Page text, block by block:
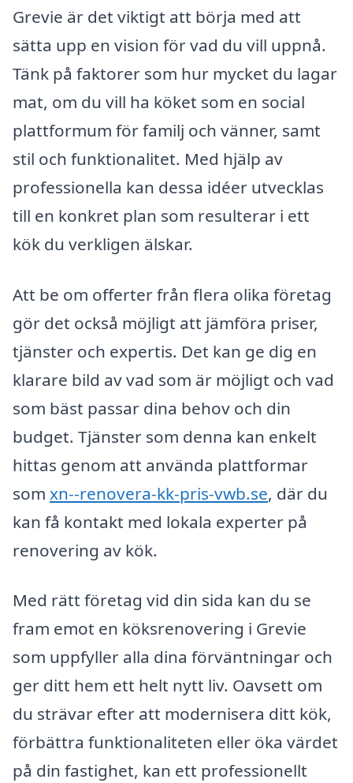
Grevie är det viktigt att börja med att
sätta upp en vision för vad du vill uppnå.
Tänk på faktorer som hur mycket du lagar
mat, om du vill ha köket som en social
plattformum för familj och vänner, samt
stil och funktionalitet. Med hjälp av
professionella kan dessa idéer utvecklas
till en konkret plan som resulterar i ett
kök du verkligen älskar.
Att be om offerter från flera olika företag
gör det också möjligt att jämföra priser,
tjänster och expertis. Det kan ge dig en
klarare bild av vad som är möjligt och vad
som bäst passar dina behov och din
budget. Tjänster som denna kan enkelt
hittas genom att använda plattformar
som xn--renovera-kk-pris-vwb.se, där du
kan få kontakt med lokala experter på
renovering av kök.
Med rätt företag vid din sida kan du se
fram emot en köksrenovering i Grevie
som uppfyller alla dina förväntningar och
ger ditt hem ett helt nytt liv. Oavsett om
du strävar efter att modernisera ditt kök,
förbättra funktionaliteten eller öka värdet
på din fastighet, kan ett professionellt